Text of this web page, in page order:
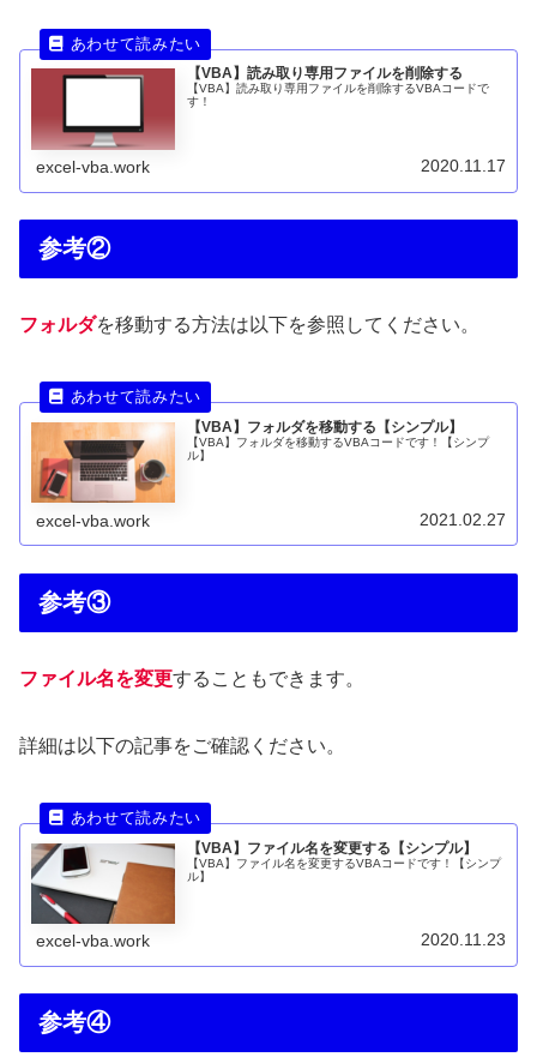
【VBA】読み取り専用ファイルを削除する
【VBA】読み取り専用ファイルを削除するVBAコードで
す！
excel-vba.work 2020.11.17
参考②
フォルダを移動する方法は以下を参照してください。
【VBA】フォルダを移動する【シンプル】
【VBA】フォルダを移動するVBAコードです！【シンプ
ル】
excel-vba.work 2021.02.27
参考③
ファイル名を変更することもできます。
詳細は以下の記事をご確認ください。
【VBA】ファイル名を変更する【シンプル】
【VBA】ファイル名を変更するVBAコードです！【シンプ
ル】
excel-vba.work 2020.11.23
参考④